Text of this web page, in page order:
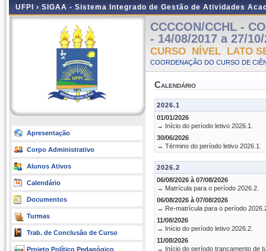
UFPI › SIGAA - Sistema Integrado de Gestão de Atividades
Apresentação
Corpo Administrativo
Alunos Ativos
Calendário
Documentos
Turmas
Trab. de Conclusão de Curso
Projeto Político Pedagógico
CCCCON/CCHL -
- 14/08/2017 a 27/
CURSO NÍVEL LATO
COORDENAÇÃO DO CURSO DE
Calendário
2026.1
01/01/2026
→ Início do período letivo 2026.1.
30/06/2026
→ Término do período letivo 2026.1.
2026.2
06/08/2026 à 07/08/2026
→ Matrícula para o período 2026.2.
06/08/2026 à 07/08/2026
→ Re-matrícula para o período
11/08/2026
→ Início do período letivo 2026.2.
11/08/2026
→ Início do período trancamento de